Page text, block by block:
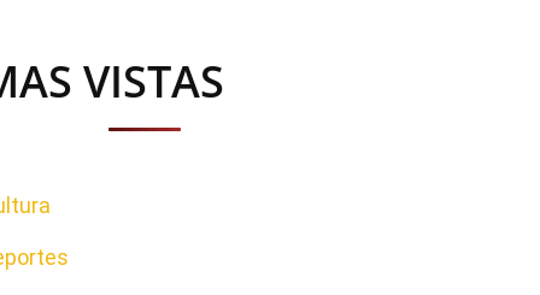
VISTAS